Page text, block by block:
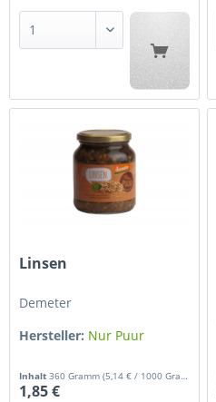
Linsen
Demeter
Hersteller: Nur Puur
Inhalt360 Gramm(5,14 € / 1000 Gramm)
1,85 €